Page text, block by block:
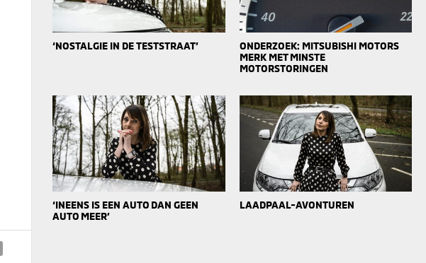
‘NOSTALGIE IN DE TESTSTRAAT’
ONDERZOEK: MITSUBISHI MOTORS
MERK MET MINSTE
MOTORSTORINGEN
‘INEENS IS EEN AUTO DAN GEEN
AUTO MEER’
LAADPAAL-AVONTUREN